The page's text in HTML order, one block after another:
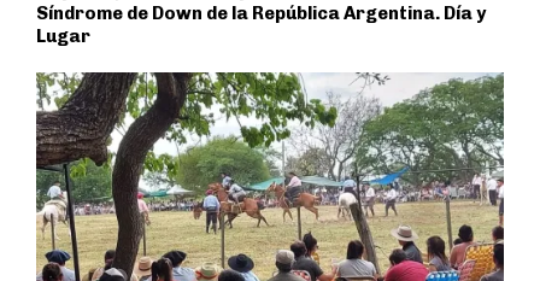
Síndrome de Down de la República Argentina. Día y
Lugar